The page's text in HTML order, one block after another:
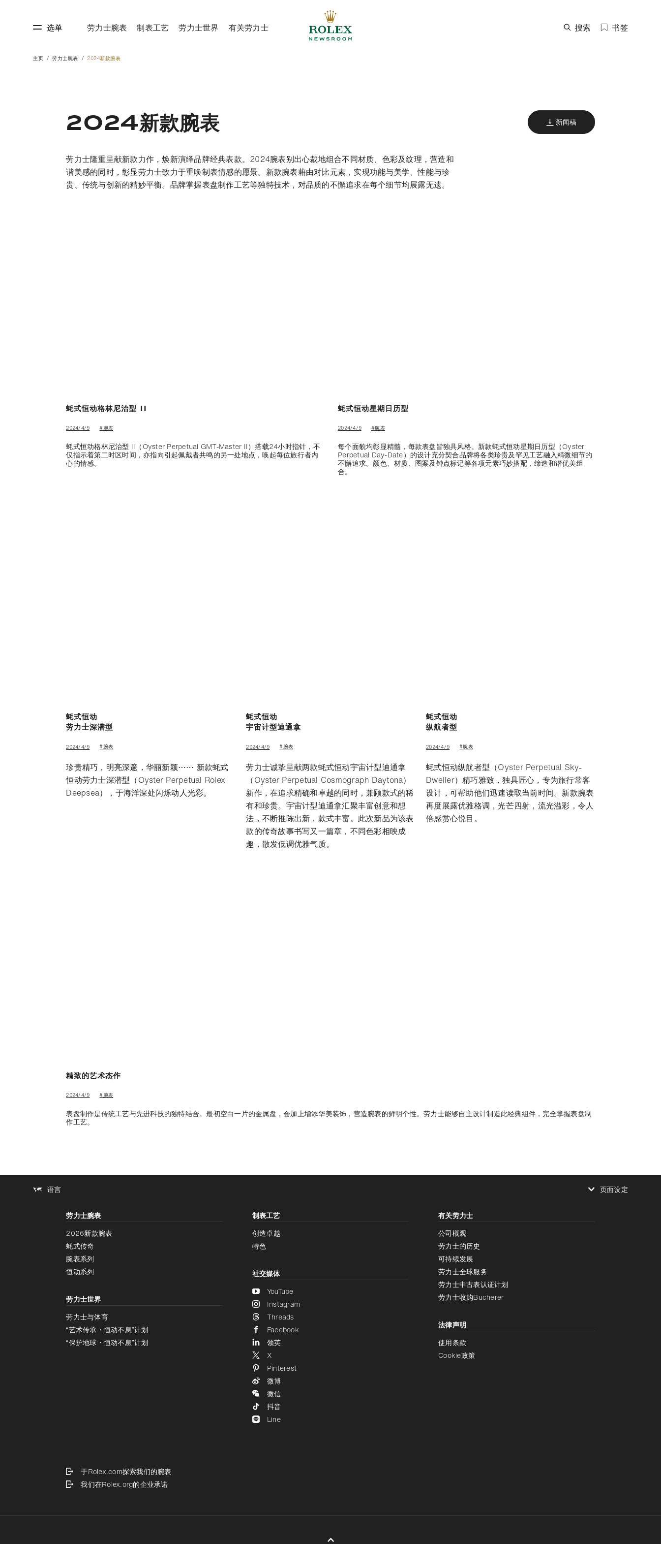
选单 劳力士腕表 制表工艺 劳力士世界 有关劳力士 搜索 书签
主页 劳力士腕表 2024新款腕表
2024新款腕表 新闻稿
劳力士隆重呈献新款力作，焕新演绎品牌经典表款。2024腕表别出心裁地组合不同材质、色彩及纹理，营造和
谐美感的同时，彰显劳力士致力于重唤制表情感的愿景。新款腕表藉由对比元素，实现功能与美学、性能与珍
贵、传统与创新的精妙平衡。品牌掌握表盘制作工艺等独特技术，对品质的不懈追求在每个细节均展露无遗。
蚝式恒动格林尼治型 II
2024/4/9 #腕表
蚝式恒动格林尼治型 II（Oyster Perpetual GMT-Master II）搭载24小时指针，不
仅指示着第二时区时间，亦指向引起佩戴者共鸣的另一处地点，唤起每位旅行者内
心的情感。
蚝式恒动星期日历型
2024/4/9 #腕表
每个面貌均彰显精髓，每款表盘皆独具风格。新款蚝式恒动星期日历型（Oyster
Perpetual Day-Date）的设计充分契合品牌将各类珍贵及罕见工艺融入精微细节的
不懈追求。颜色、材质、图案及钟点标记等各项元素巧妙搭配，缔造和谐优美组
合。
蚝式恒动
劳力士深潜型
2024/4/9 #腕表
珍贵精巧，明亮深邃，华丽新颖⋯⋯ 新款蚝式
恒动劳力士深潜型（Oyster Perpetual Rolex
Deepsea），于海洋深处闪烁动人光彩。
蚝式恒动
宇宙计型迪通拿
2024/4/9 #腕表
劳力士诚挚呈献两款蚝式恒动宇宙计型迪通拿
（Oyster Perpetual Cosmograph Daytona）
新作，在追求精确和卓越的同时，兼顾款式的稀
有和珍贵。宇宙计型迪通拿汇聚丰富创意和想
法，不断推陈出新，款式丰富。此次新品为该表
款的传奇故事书写又一篇章，不同色彩相映成
趣，散发低调优雅气质。
蚝式恒动
纵航者型
2024/4/9 #腕表
蚝式恒动纵航者型（Oyster Perpetual Sky-
Dweller）精巧雅致，独具匠心，专为旅行常客
设计，可帮助他们迅速读取当前时间。新款腕表
再度展露优雅格调，光芒四射，流光溢彩，令人
倍感赏心悦目。
精致的艺术杰作
2024/4/9 #腕表
表盘制作是传统工艺与先进科技的独特结合。最初空白一片的金属盘，会加上增添华美装饰，营造腕表的鲜明个性。劳力士能够自主设计制造此经典组件，完全掌握表盘制
作工艺。
语言
页面设定
增加对比度
停用
减少动画
停用
劳力士腕表
2026新款腕表
蚝式传奇
腕表系列
恒动系列
劳力士世界
劳力士与体育
“艺术传承・恒动不息”计划
“保护地球・恒动不息”计划
制表工艺
创造卓越
特色
社交媒体
YouTube
Instagram
Threads
Facebook
领英
X
Pinterest
微博
微信
抖音
Line
有关劳力士
公司概观
劳力士的历史
可持续发展
劳力士全球服务
劳力士中古表认证计划
劳力士收购Bucherer
法律声明
使用条款
Cookie政策
于Rolex.com探索我们的腕表
我们在Rolex.org的企业承诺